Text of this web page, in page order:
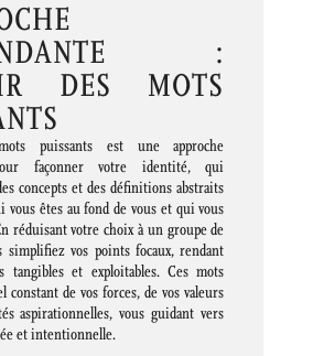
:
DES MOTS
puissants est une approche
façonner votre identité, qui
concepts et des définitions abstraits
êtes au fond de vous et qui vous
réduisant votre choix à un groupe de
simplifiez vos points focaux, rendant
tangibles et exploitables. Ces mots
constant de vos forces, de vos valeurs
aspirationnelles, vous guidant vers
et intentionnelle.